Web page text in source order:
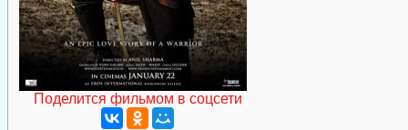
Поделится фильмом в соцсети